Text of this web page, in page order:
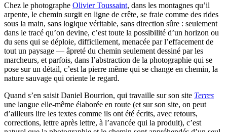
Chez le photographe Olivier Toussaint, dans les montagnes qu’il
arpente, le chemin surgit en ligne de crête, se fraie comme des rides
sous la main, sans logique véritable, sans direction sûre : seulement
dans le tracé qu’on devine, c’est toute la possibilité d’un horizon ou
du sens qui se déploie, difficilement, menacée par l’effacement de
tout un paysage — âpreté du chemin seulement dessiné par les
marcheurs, et parfois, dans l’abstraction de la photographie qui se
pose sur un détail, c’est la pierre même qui se change en chemin, la
nature sauvage qui oriente le regard.
Quand s’en saisit Daniel Bourrion, qui travaille sur son site Terres
une langue elle-même élaborée en route (et sur son site, on peut
d’ailleurs lire les textes comme ils ont été écrits, avec retours,
corrections, lettre après lettre, à l’avancée qui la produit), c’est